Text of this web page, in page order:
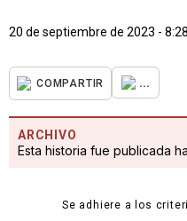
20 de septiembre de 2023 -
COMPARTIR ...
ARCHIVO
Esta historia fue publicada
Se adhiere a los